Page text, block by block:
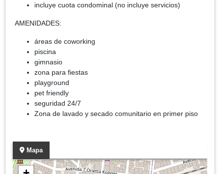
incluye cuota condominal (no incluye servicios)
AMENIDADES:
áreas de coworking
piscina
gimnasio
zona para fiestas
playground
pet friendly
seguridad 24/7
Zona de lavado y secado comunitario en primer piso
Mapa